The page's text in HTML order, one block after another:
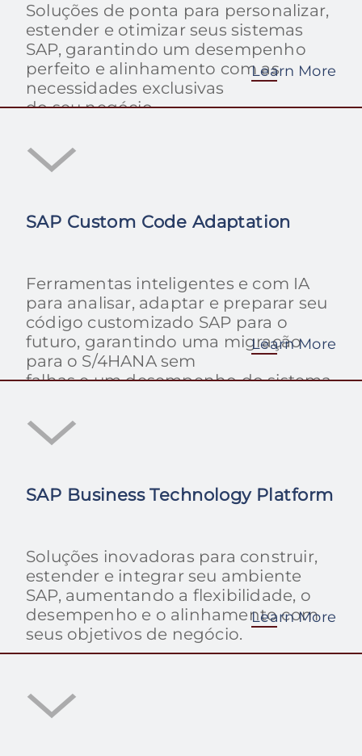
Soluções de ponta para personalizar,
estender e otimizar seus sistemas
SAP, garantindo um desempenho
perfeito e alinhamento com as
necessidades exclusivas
do seu negócio.
Learn More
SAP Custom Code Adaptation
Ferramentas inteligentes e com IA
para analisar, adaptar e preparar seu
código customizado SAP para o
futuro, garantindo uma migração
para o S/4HANA sem
falhas e um desempenho do sistema
Learn More
SAP Business Technology Platform
Soluções inovadoras para construir,
estender e integrar seu ambiente
SAP, aumentando a flexibilidade, o
desempenho e o alinhamento com
seus objetivos de negócio.
Learn More